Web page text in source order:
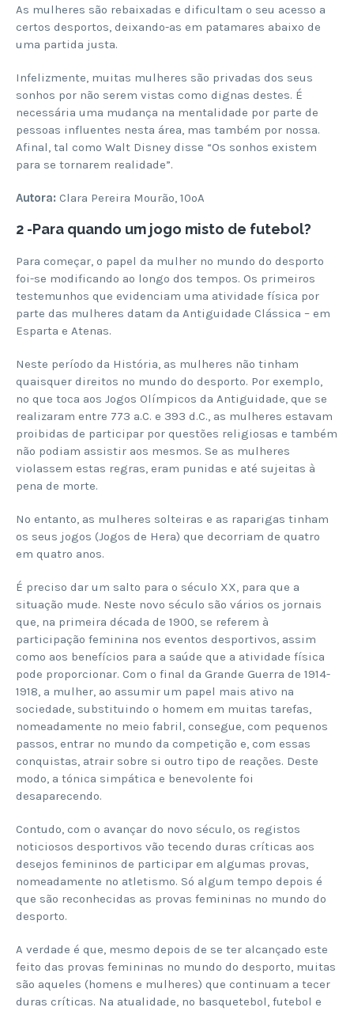
As mulheres são rebaixadas e dificultam o seu acesso a
certos desportos, deixando-as em patamares abaixo de
uma partida justa.
Infelizmente, muitas mulheres são privadas dos seus
sonhos por não serem vistas como dignas destes. É
necessária uma mudança na mentalidade por parte de
pessoas influentes nesta área, mas também por nossa.
Afinal, tal como Walt Disney disse “Os sonhos existem
para se tornarem realidade”.
Autora: Clara Pereira Mourão, 10ºA
2 -Para quando um jogo misto de futebol?
Para começar, o papel da mulher no mundo do desporto
foi-se modificando ao longo dos tempos. Os primeiros
testemunhos que evidenciam uma atividade física por
parte das mulheres datam da Antiguidade Clássica – em
Esparta e Atenas.
Neste período da História, as mulheres não tinham
quaisquer direitos no mundo do desporto. Por exemplo,
no que toca aos Jogos Olímpicos da Antiguidade, que se
realizaram entre 773 a.C. e 393 d.C., as mulheres estavam
proibidas de participar por questões religiosas e também
não podiam assistir aos mesmos. Se as mulheres
violassem estas regras, eram punidas e até sujeitas à
pena de morte.
No entanto, as mulheres solteiras e as raparigas tinham
os seus jogos (Jogos de Hera) que decorriam de quatro
em quatro anos.
É preciso dar um salto para o século XX, para que a
situação mude. Neste novo século são vários os jornais
que, na primeira década de 1900, se referem à
participação feminina nos eventos desportivos, assim
como aos benefícios para a saúde que a atividade física
pode proporcionar. Com o final da Grande Guerra de 1914-
1918, a mulher, ao assumir um papel mais ativo na
sociedade, substituindo o homem em muitas tarefas,
nomeadamente no meio fabril, consegue, com pequenos
passos, entrar no mundo da competição e, com essas
conquistas, atrair sobre si outro tipo de reações. Deste
modo, a tónica simpática e benevolente foi
desaparecendo.
Contudo, com o avançar do novo século, os registos
noticiosos desportivos vão tecendo duras críticas aos
desejos femininos de participar em algumas provas,
nomeadamente no atletismo. Só algum tempo depois é
que são reconhecidas as provas femininas no mundo do
desporto.
A verdade é que, mesmo depois de se ter alcançado este
feito das provas femininas no mundo do desporto, muitas
são aqueles (homens e mulheres) que continuam a tecer
duras críticas. Na atualidade, no basquetebol, futebol e